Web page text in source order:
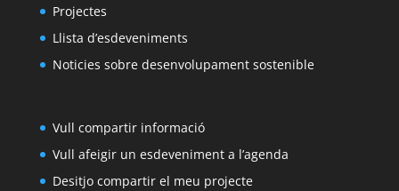
Projectes
Llista d’esdeveniments
Noticies sobre desenvolupament sostenible
Vull compartir informació
Vull afeigir un esdeveniment a l’agenda
Desitjo compartir el meu projecte